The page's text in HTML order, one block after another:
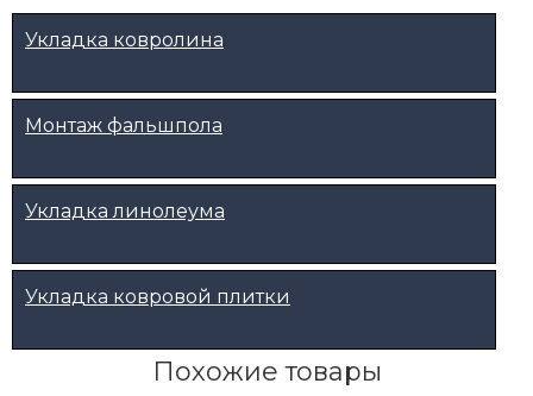
Укладка ковролина
Монтаж фальшпола
Укладка линолеума
Укладка ковровой плитки
Похожие товары